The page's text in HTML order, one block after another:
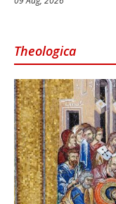
Theologica